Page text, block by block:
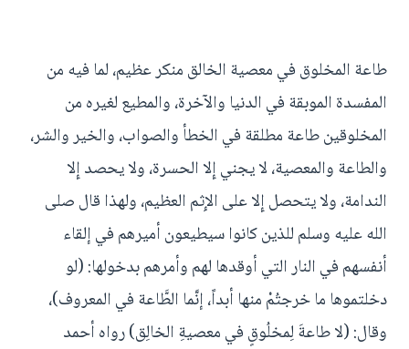
طاعة المخلوق في معصية الخالق منكر عظيم، لما فيه من
المفسدة الموبقة في الدنيا والآخرة، والمطيع لغيره من
المخلوقين طاعة مطلقة في الخطأ والصواب، والخير والشر،
والطاعة والمعصية، لا يجني إِلا الحسرة، ولا يحصد إِلا
الندامة، ولا يتحصل إِلا على الإِثم العظيم، ولهذا قال صلى
الله عليه وسلم للذين كانوا سيطيعون أميرهم في إلقاء
أنفسهم في النار التي أوقدها لهم وأمرهم بدخولها: (لو
دخلتموها ما خرجتُمْ منها أبداً، إنَّما الطَّاعة في المعروف)،
وقال: (لا طاعةَ لِمخلُوقٍ في معصيةِ الخالِق) رواه أحمد